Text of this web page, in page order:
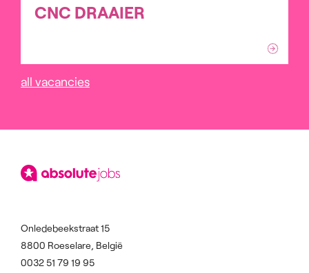
all vacancies
CNC DRAAIER
Onledebeekstraat 15
8800 Roeselare, België
0032 51 79 19 95